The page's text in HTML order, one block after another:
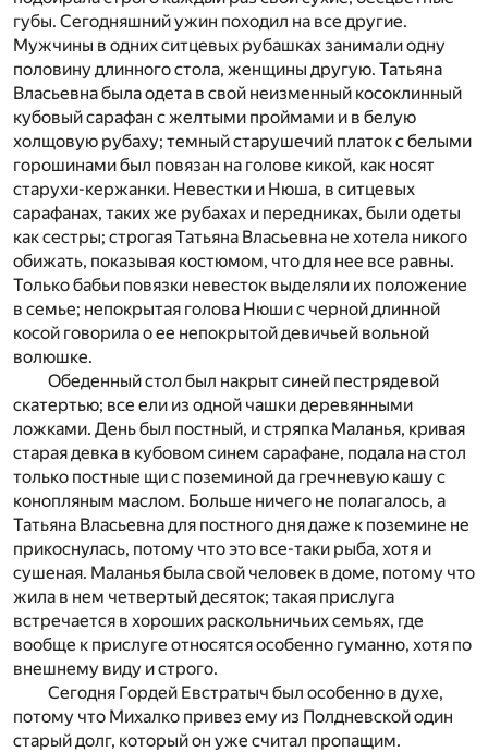
губы. Сегодняшний ужин походил на все другие.
Мужчины в одних ситцевых рубашках занимали одну
половину длинного стола, женщины другую. Татьяна
Власьевна была одета в свой неизменный косоклинный
кубовый сарафан с желтыми проймами и в белую
холщовую рубаху; темный старушечий платок с белыми
горошинами был повязан на голове кикой, как носят
старухи-кержанки. Невестки и Нюша, в ситцевых
сарафанах, таких же рубахах и передниках, были одеты
как сестры; строгая Татьяна Власьевна не хотела никого
обижать, показывая костюмом, что для нее все равны.
Только бабьи повязки невесток выделяли их положение
в семье; непокрытая голова Нюши с черной длинной
косой говорила о ее непокрытой девичьей вольной
волюшке.
Обеденный стол был накрыт синей пестрядевой
скатертью; все ели из одной чашки деревянными
ложками. День был постный, и стряпка Маланья, кривая
старая девка в кубовом синем сарафане, подала на стол
только постные щи с поземиной да гречневую кашу с
конопляным маслом. Больше ничего не полагалось, а
Татьяна Власьевна для постного дня даже к поземине не
прикоснулась, потому что это все-таки рыба, хотя и
сушеная. Маланья была свой человек в доме, потому что
жила в нем четвертый десяток; такая прислуга
встречается в хороших раскольничьих семьях, где
вообще к прислуге относятся особенно гуманно, хотя по
внешнему виду и строго.
Сегодня Гордей Евстратыч был особенно в духе,
потому что Михалко привез ему из Полдневской один
старый долг, который он уже считал пропащим.